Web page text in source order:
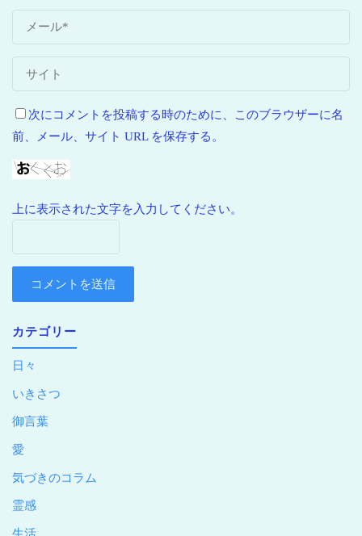
次にコメントを投稿する時のために、このブラウザーに名
前、メール、サイト URL を保存する。
上に表示された文字を入力してください。
カテゴリー
日々
いきさつ
御言葉
愛
気づきのコラム
霊感
生活